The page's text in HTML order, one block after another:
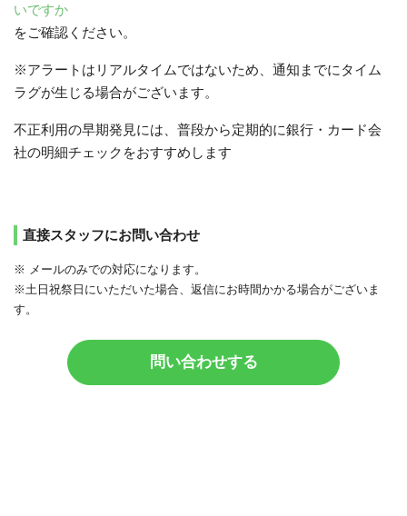
いですか
をご確認ください。
※アラートはリアルタイムではないため、通知までにタイム
ラグが生じる場合がございます。
不正利用の早期発見には、普段から定期的に銀行・カード会
社の明細チェックをおすすめします
直接スタッフにお問い合わせ
※ メールのみでの対応になります。
※土日祝祭日にいただいた場合、返信にお時間かかる場合がございま
す。
問い合わせする